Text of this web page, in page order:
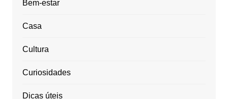
Bem-estar
Casa
Cultura
Curiosidades
Dicas úteis